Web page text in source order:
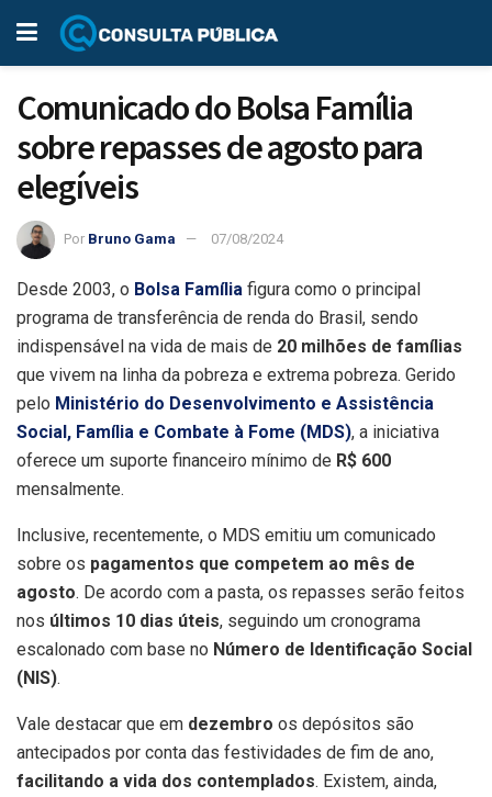
Comunicado do Bolsa Família
sobre repasses de agosto para
elegíveis
Por Bruno Gama 07/08/2024
Desde 2003, o Bolsa Família figura como o principal
programa de transferência de renda do Brasil, sendo
indispensável na vida de mais de 20 milhões de famílias
que vivem na linha da pobreza e extrema pobreza. Gerido
pelo Ministério do Desenvolvimento e Assistência
Social, Família e Combate à Fome (MDS), a iniciativa
oferece um suporte financeiro mínimo de R$ 600
mensalmente.
Inclusive, recentemente, o MDS emitiu um comunicado
sobre os pagamentos que competem ao mês de
agosto. De acordo com a pasta, os repasses serão feitos
nos últimos 10 dias úteis, seguindo um cronograma
escalonado com base no Número de Identificação Social
(NIS).
Vale destacar que em dezembro os depósitos são
antecipados por conta das festividades de fim de ano,
facilitando a vida dos contemplados. Existem, ainda,